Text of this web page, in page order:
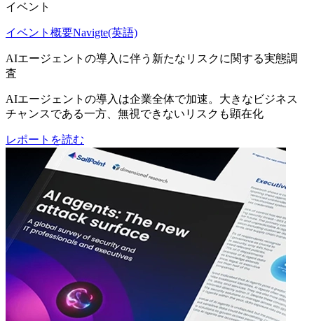
イベント
イベント概要Navigte(英語)
AIエージェントの導入に伴う新たなリスクに関する実態調
査
AIエージェントの導入は企業全体で加速。大きなビジネス
チャンスである一方、無視できないリスクも顕在化
レポートを読む